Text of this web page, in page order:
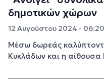
δημοτικών χώρων
12 Αυγούστου 2024 - 06:20
Μέσω δωρεάς
Κυκλάδων και η